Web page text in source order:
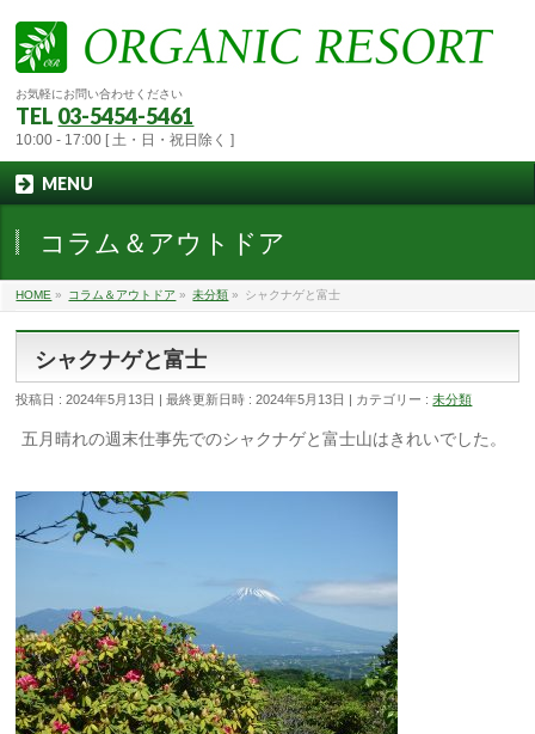
お気軽にお問い合わせください
TEL 03-5454-5461
10:00 - 17:00 [ 土・日・祝日除く ]
MENU
コラム＆アウトドア
HOME » コラム＆アウトドア » 未分類 » シャクナゲと富士
シャクナゲと富士
投稿日 : 2024年5月13日 最終更新日時 : 2024年5月13日 カテゴリー :未分類
五月晴れの週末仕事先でのシャクナゲと富士山はきれいでした。